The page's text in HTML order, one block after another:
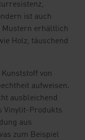
ist auch
Mustern erhältlich
Holz, täuschend
von
aufweisen.
ausbleichend
Vinylit-Produkts
aus
zum Beispiel